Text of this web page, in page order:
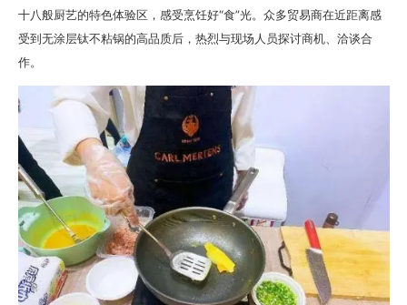
十八般厨艺的特色体验区，感受烹饪好“食”光。众多贸易商在近距离感
受到无涂层钛不粘锅的高品质后，热烈与现场人员探讨商机、洽谈合
作。